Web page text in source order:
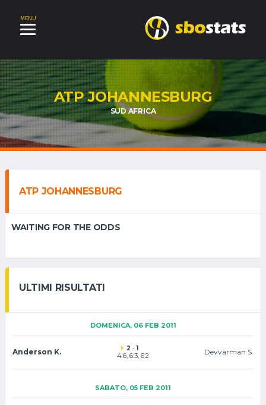
MENU
ATP JOHANNESBURG
SUD AFRICA
ATP JOHANNESBURG
WAITING FOR THE ODDS
ULTIMI RISULTATI
DOMENICA, 06 FEB 2011
Anderson K. 2 -1
4:6, 6:3, 6:2 Devvarman S.
SABATO, 05 FEB 2011